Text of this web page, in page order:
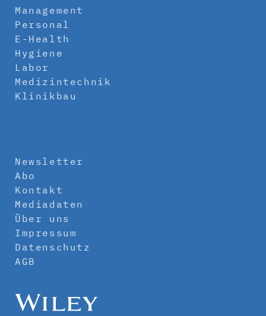
Management
Personal
E-Health
Hygiene
Labor
Medizintechnik
Klinikbau
Newsletter
Abo
Kontakt
Mediadaten
Über uns
Impressum
Datenschutz
AGB